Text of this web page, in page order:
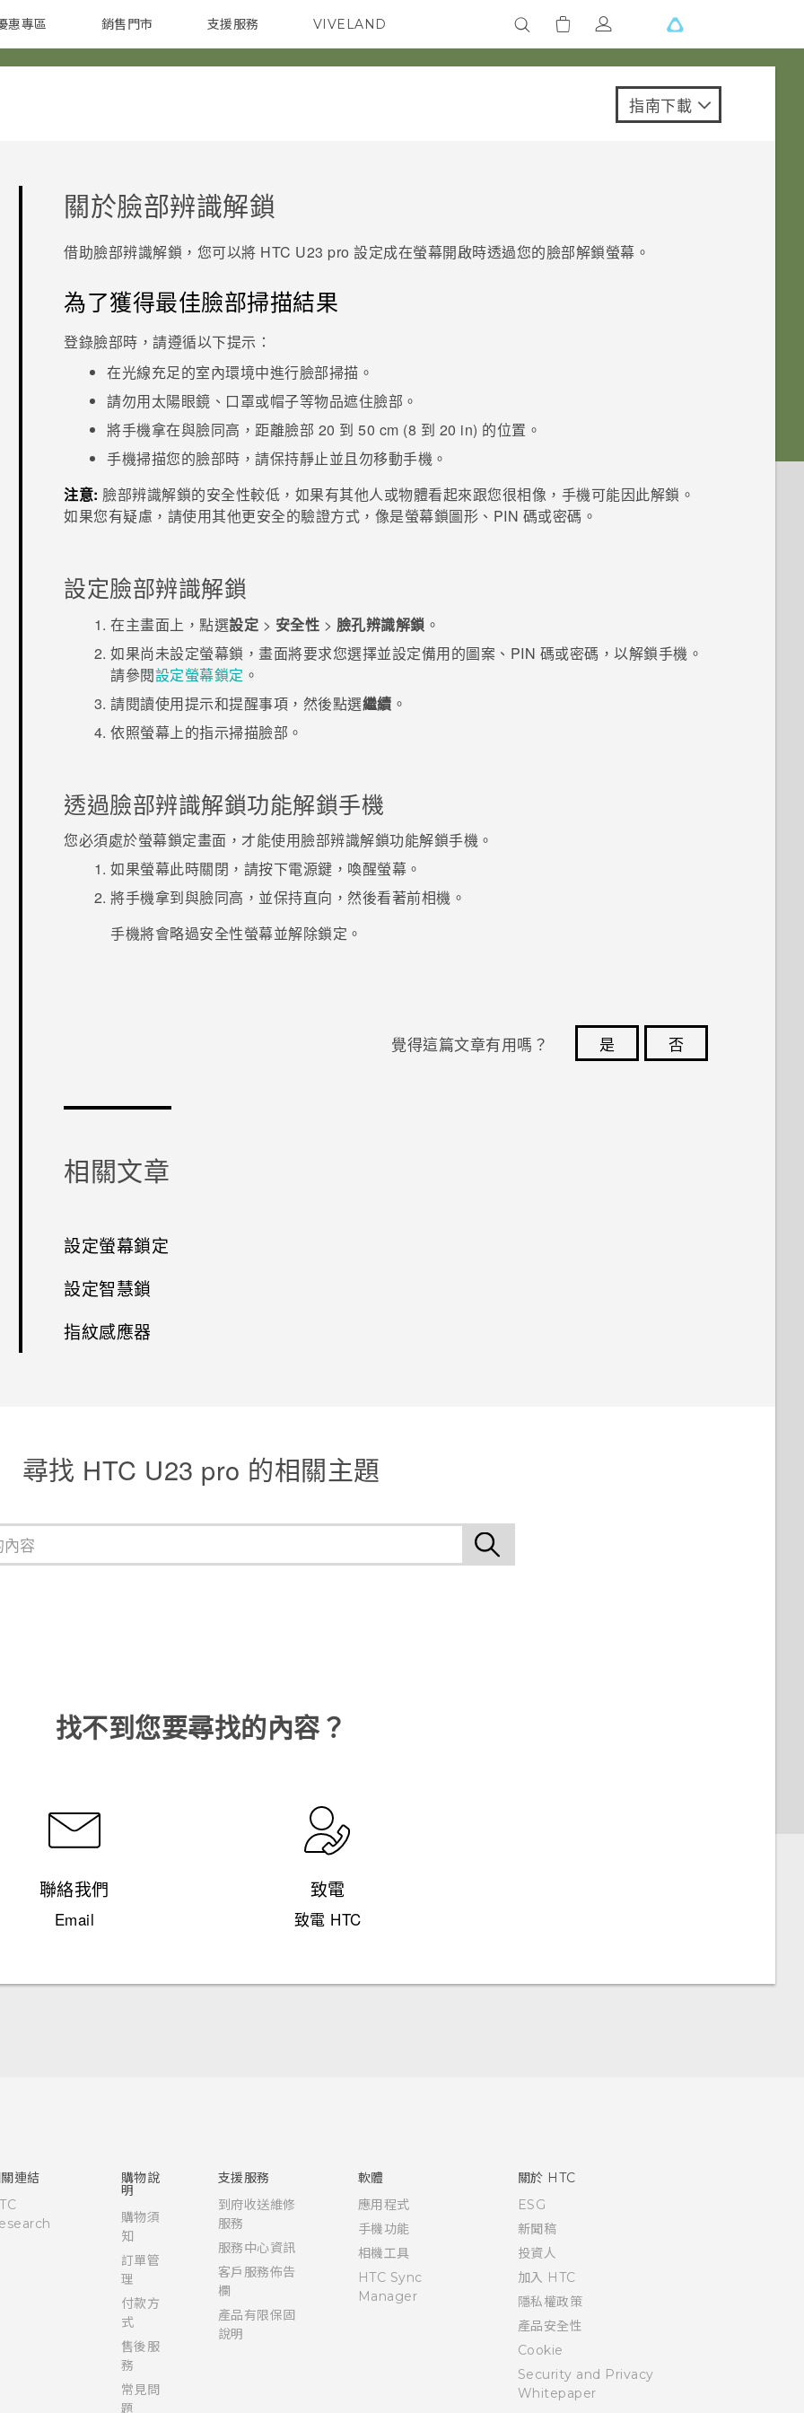
智慧型手機 配件
惠專區
點訊息 校園專案 企業採購
銷售門市
銷售通路 支援服務 VIVELAND
指南下載
關於臉部辨識解鎖
借助臉部辨識解鎖 ，您可以將 HTC U23 pro 設定成在螢幕開啟時透過您的臉部解鎖螢幕。
為了獲得最佳臉部掃描結果
登錄臉部時，請遵循以下提示：
在光線充足的室內環境中進行臉部掃描。
請勿用太陽眼鏡、口罩或帽子等物品遮住臉部。
將手機拿在與臉同高，距離臉部 20 到 50 cm (8 到 20 in) 的位置。
手機掃描您的臉部時，請保持靜止並且勿移動手機。
注意: 臉部辨識解鎖的安全性較低，如果有其他人或物體看起來跟您很相像，手機可能因此解鎖。
如果您有疑慮，請使用其他更安全的驗證方式，像是螢幕鎖圖形、PIN 碼或密碼。
設定臉部辨識解鎖
在主畫面上，點選設定 > 安全性 > 臉孔辨識解鎖 。
如果尚未設定螢幕鎖，畫面將要求您選擇並設定備用的圖案、PIN 碼或密碼，以解鎖手機。
請參閱設定螢幕鎖定 。
請閱讀使用提示和提醒事項，然後點選繼續 。
依照螢幕上的指示掃描臉部。
透過臉部辨識解鎖功能解鎖手機
您必須處於螢幕鎖定畫面，才能使用臉部辨識解鎖功能解鎖手機。
如果螢幕此時關閉，請按下電源鍵，喚醒螢幕。
將手機拿到與臉同高，並保持直向，然後看著前相機。
手機將會略過安全性螢幕並解除鎖定。
覺得這篇文章有用嗎？ 是
否
相關文章
設定螢幕鎖定
設定智慧鎖
指紋感應器
尋找 HTC U23 pro 的相關主題
找不到您要尋找的內容？
聯絡我們
Email
致電
致電 HTC
User manual
連結
購物說
明
購物須
知
訂單管
理
付款方
式
售後服
務
常見問
題
支援服務
到府收送維修
服務
服務中心資訊
客戶服務佈告
欄
產品有限保固
說明
軟體
應用程式
手機功能
相機工具
HTC Sync
Manager
關於 HTC
ESG
新聞稿
投資人
加入 HTC
隱私權政策
產品安全性
Cookie
Security and Privacy
Whitepaper